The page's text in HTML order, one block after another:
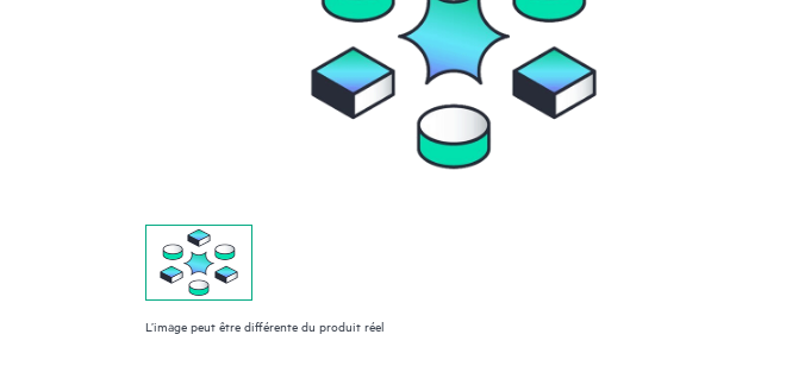
L’image peut être différente du produit réel